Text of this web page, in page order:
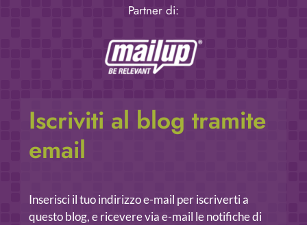
Partner di:
Iscriviti al blog tramite
email
Inserisci il tuo indirizzo e-mail per iscriverti a
questo blog, e ricevere via e-mail le notifiche di